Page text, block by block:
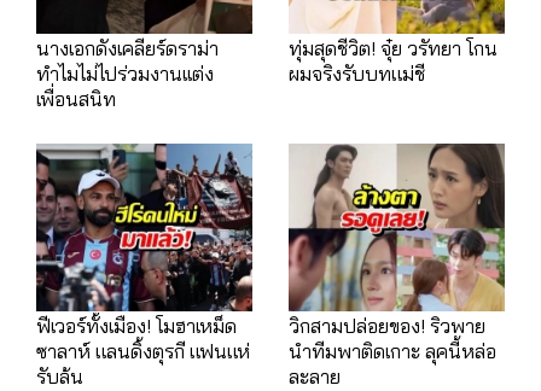
นางเอกดังเคลียร์ดราม่า
ทำไมไม่ไปร่วมงานเเต่ง
เพื่อนสนิท
ทุ่มสุดชีวิต! จุ๋ย วรัทยา โกน
ผมจริงรับบทแม่ชี
ฟีเวอร์ทั้งเมือง! โมฮาเหม็ด
ซาลาห์ แลนดิ้งตุรกี แฟนแห่
รับล้น
วิกสามปล่อยของ! ริวพาย
นำทีมพาติดเกาะ ลุคนี้หล่อ
ละลาย